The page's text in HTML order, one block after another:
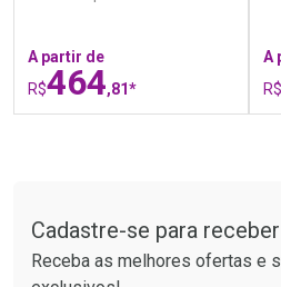
Por R$ 37,25/cada
A partir de
R$464,81*
A
R$
Cadastre-se para
Receba as melhores ofertas e